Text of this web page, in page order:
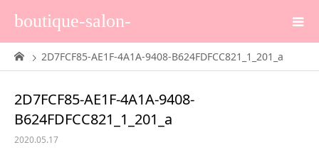
boutique-salon-
2D7FCF85-AE1F-4A1A-9408-B624FDFCC821_1_201_a
2D7FCF85-AE1F-4A1A-9408-
B624FDFCC821_1_201_a
2020.05.17